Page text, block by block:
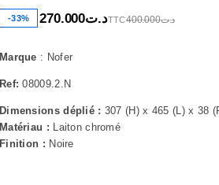
-33% د.ت400.000 د.ت270.000 TTC
Marque : Nofer
Ref: 08009.2.N
Dimensions déplié : 307 (H) x 465 (L) x 38
Matériau : Laiton chromé
Finition : Noire